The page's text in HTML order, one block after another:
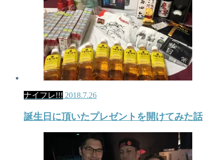
ナイフレ!!! 2018.7.26
誕生日に頂いたプレゼントを開けてみた話